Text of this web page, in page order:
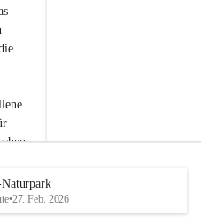
u
e
d
•27. Feb. 2026